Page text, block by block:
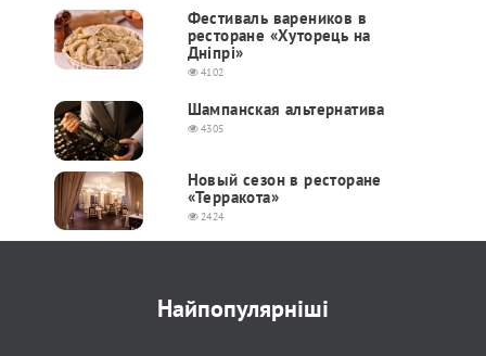
Фестиваль вареников в
ресторане «Хуторець на
Дніпрі»
4102
Шампанская альтернатива
4305
Новый сезон в ресторане
«Терракота»
2424
Найпопулярніші